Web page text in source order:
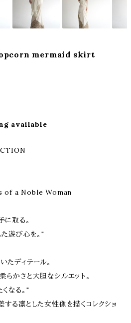
mermaid skirt
available
of a Noble Woman
取る。
た遊び心を。"
たディテール。
らかさと大胆なシルエット。
なる。"
する凛とした女性像を描くコレクショ